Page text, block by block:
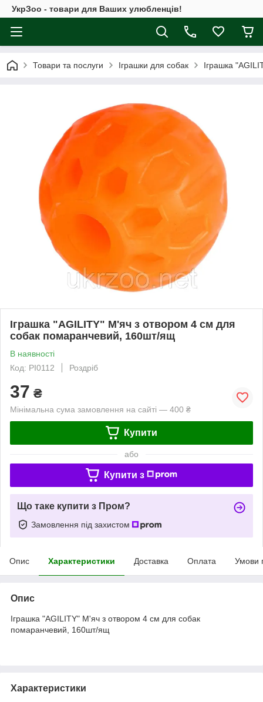
УкрЗоо - товари для Ваших улюбленців!
Товари та послуги Іграшки для собак Іграшка
Іграшка "AGILITY" М'яч з отвором 4 см для
собак помаранчевий, 160шт/ящ
В наявності
Код: PI0112
Роздріб
37 ₴
Мінімальна сума замовлення на сайті — 400 ₴
Купити
або
Купити з
Що таке купити з Пром?
Замовлення під захистом
Опис Характеристики Доставка Оплата Умови
Опис
Іграшка "AGILITY" М'яч з отвором 4 см для собак
помаранчевий, 160шт/ящ
Характеристики